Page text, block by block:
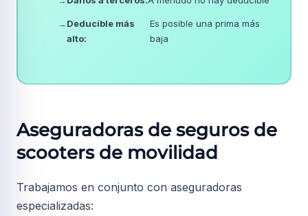
→Deducible más
alto:
Es posible una prima más
baja
Aseguradoras de seguros de
scooters de movilidad
Trabajamos en conjunto con aseguradoras
especializadas: